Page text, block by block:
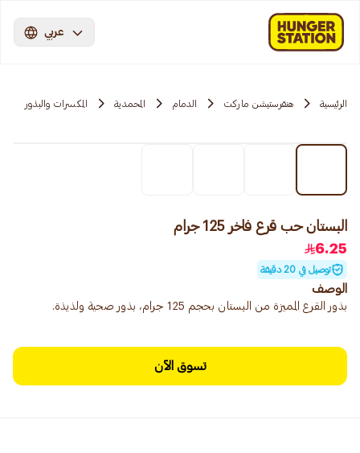
عربي
الرئيسية هنقرستيشن ماركت الدمام المحمدية المكسرات والبذور
البستان حب قرع فاخر 125 جرام
6.25
توصيل في 20 دقيقة
الوصف
بذور القرع المميزة من البستان بحجم 125 جرام، بذور صحية ولذيذة.
تسوق الآن